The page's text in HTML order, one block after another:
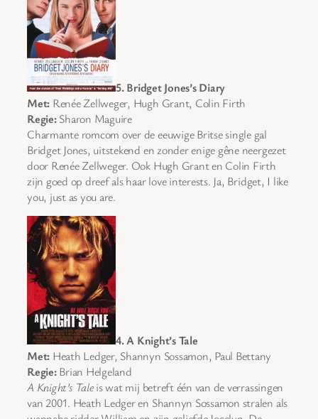
5. Bridget Jones’s Diary
Met: Renée Zellweger, Hugh Grant, Colin Firth
Regie:Sharon Maguire
Charmante romcom over de eeuwige Britse single gal
Bridget Jones, uitstekend en zonder enige gêne neergezet
door Renée Zellweger. Ook Hugh Grant en Colin Firth
zijn goed op dreef als haar love interests. Ja, Bridget, I like
you, just as you are.
4. A Knight’s Tale
Met: Heath Ledger, Shannyn Sossamon, Paul Bettany
Regie:Brian Helgeland
A Knight’s Taleis wat mij betreft één van de verrassingen
van 2001. Heath Ledger en Shannyn Sossamon stralen als